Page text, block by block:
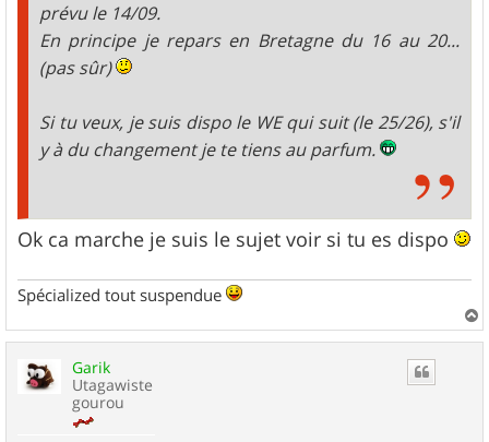
prévu le 14/09.
En principe je repars en Bretagne du 16 au 20...
(pas sûr)
Si tu veux, je suis dispo le WE qui suit (le 25/26), s'il
y à du changement je te tiens au parfum.
Ok ca marche je suis le sujet voir si tu es dispo
Spécialized tout suspendue
a
Garik
Utagawiste
gourou